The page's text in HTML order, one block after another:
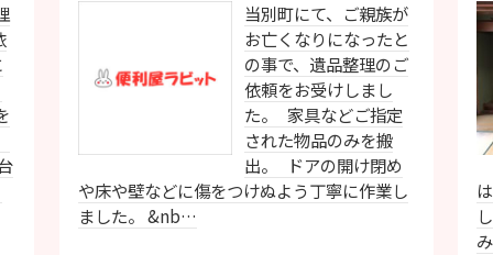
当別町にて、ご親族が
お亡くなりになったと
の事で、遺品整理のご
依頼をお受けしまし
た。 家具などご指定
された物品のみを搬
出。 ドアの開け閉め
や床や壁などに傷をつけぬよう丁寧に作業し
ました。 &nb…